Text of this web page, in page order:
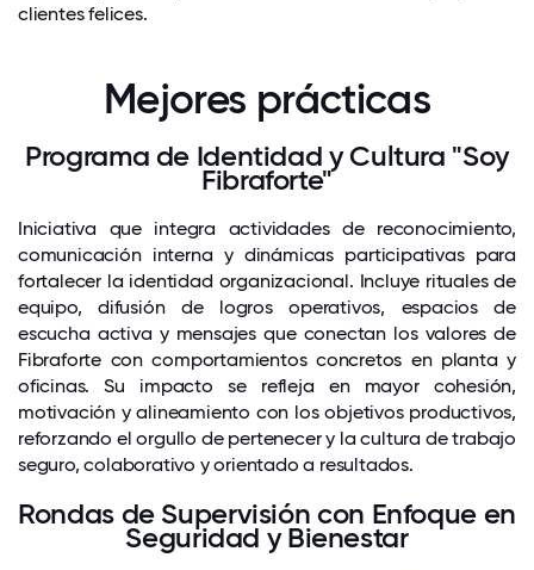
clientes felices.
Mejores prácticas
Programa de Identidad y Cultura "Soy
Fibraforte"
Iniciativa que integra actividades de reconocimiento,
comunicación interna y dinámicas participativas para
fortalecer la identidad organizacional. Incluye rituales de
equipo, difusión de logros operativos, espacios de
escucha activa y mensajes que conectan los valores de
Fibraforte con comportamientos concretos en planta y
oficinas. Su impacto se refleja en mayor cohesión,
motivación y alineamiento con los objetivos productivos,
reforzando el orgullo de pertenecer y la cultura de trabajo
seguro, colaborativo y orientado a resultados.
Rondas de Supervisión con Enfoque en
Seguridad y Bienestar